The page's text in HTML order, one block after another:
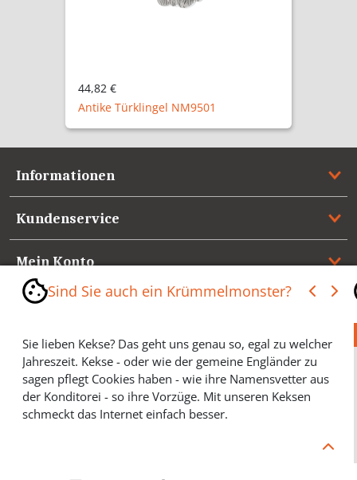
44,82 €
Antike Türklingel NM9501
Informationen
Kundenservice
Mein Konto
Referenzen
Medienspiegel & Presseinformationen
*** Vertrag widerrufen ***
Sind Sie auch ein Krümmelmonster?
Sie lieben Kekse? Das geht uns genau so, egal zu welcher
Jahreszeit. Kekse - oder wie der gemeine Engländer zu
sagen pflegt Cookies haben - wie ihre Namensvetter aus
der Konditorei - so ihre Vorzüge. Mit unseren Keksen
schmeckt das Internet einfach besser.
Cookies helfen Ihnen, Ihre gewünschten Artikel schneller